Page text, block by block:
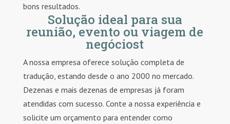
bons resultados.
Solução ideal para sua
reunião, evento ou viagem de
negóciost
A nossa empresa oferece solução completa de
tradução, estando desde o ano 2000 no mercado.
Dezenas e mais dezenas de empresas já foram
atendidas com sucesso. Conte a nossa experiência e
solicite um orçamento para entender como